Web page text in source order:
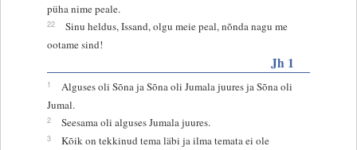
püha nime peale.
22
Sinu heldus, Issand, olgu meie peal, nõnda nagu me
ootame sind!
Jh 1
1
Alguses oli Sõna ja Sõna oli Jumala juures ja Sõna oli
Jumal.
2 Seesama oli alguses Jumala juures.
3
Kõik on tekkinud tema läbi ja ilma temata ei ole